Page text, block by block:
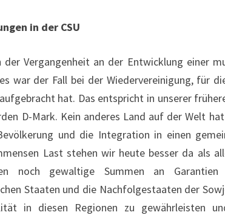
in der CSU
der Vergangenheit an der Entwicklung einer
war der Fall bei der Wiedervereinigung, für
hat. Das entspricht in unserer
D-Mark. Kein anderes Land auf der Welt
und die Integration in einen
Last stehen wir heute besser da als
noch gewaltige Summen an
Staaten und die Nachfolgestaaten der
in diesen Regionen zu gewährleisten